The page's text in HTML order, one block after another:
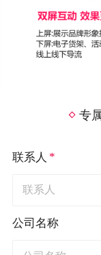
专
联系人 *
公司名称